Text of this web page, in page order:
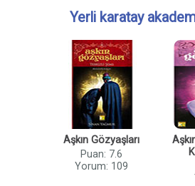
Yerli karatay
Aşkın Gözyaşları
Puan: 7.6
Yorum: 109